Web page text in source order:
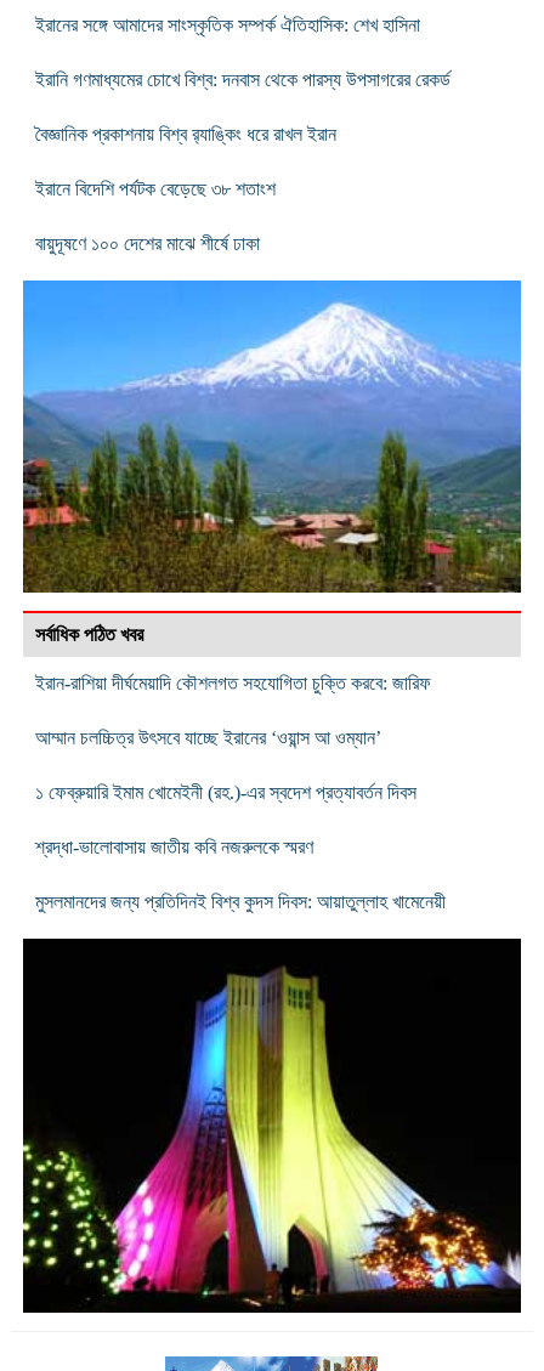
ইরানের সঙ্গে আমাদের সাংস্কৃতিক সম্পর্ক ঐতিহাসিক: শেখ হাসিনা
ইরানি গণমাধ্যমের চোখে বিশ্ব: দনবাস থেকে পারস্য উপসাগরের রেকর্ড
বৈজ্ঞানিক প্রকাশনায় বিশ্ব র‌্যাঙ্কিং ধরে রাখল ইরান
ইরানে বিদেশি পর্যটক বেড়েছে ৩৮ শতাংশ
বায়ুদূষণে ১০০ দেশের মাঝে শীর্ষে ঢাকা
সর্বাধিক পঠিত খবর
ইরান-রাশিয়া দীর্ঘমেয়াদি কৌশলগত সহযোগিতা চুক্তি করবে: জারিফ
আম্মান চলচ্চিত্র উৎসবে যাচ্ছে ইরানের ‘ওয়ান্স আ ওম্যান’
১ ফেব্রুয়ারি ইমাম খোমেইনী (রহ.)-এর স্বদেশ প্রত্যাবর্তন দিবস
শ্রদ্ধা-ভালোবাসায় জাতীয় কবি নজরুলকে স্মরণ
মুসলমানদের জন্য প্রতিদিনই বিশ্ব কুদস দিবস: আয়াতুল্লাহ খামেনেয়ী